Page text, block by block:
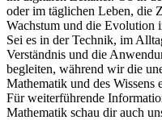
oder im täglichen Leben, die
Wachstum und die Evolution
Sei es in der Technik, im
Verständnis und die
begleiten, während wir die
Mathematik und des Wissens
Für weiterführende
Mathematik schau dir auch